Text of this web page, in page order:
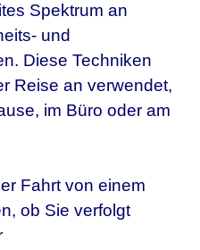
Spektrum an
und
Diese Techniken
Reise an verwendet,
im Büro oder am
Fahrt von einem
ob Sie verfolgt